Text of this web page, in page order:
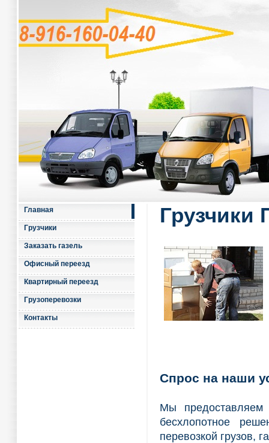
Главная
Грузчики
Заказать газель
Офисный переезд
Квартирный переезд
Грузоперевозки
Контакты
Грузчики
Спрос на наши
Мы
бесхлопотное
перевозкой грузов,